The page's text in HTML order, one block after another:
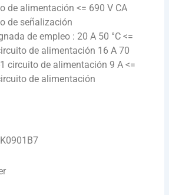
de alimentación <= 690 V CA
de señalización
de empleo : 20 A 50 °C <=
de alimentación 16 A 70
1 circuito de alimentación 9 A <=
de alimentación